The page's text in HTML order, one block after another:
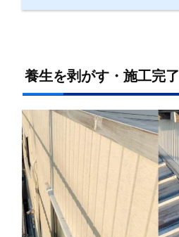
養生を剥がす・施工完了